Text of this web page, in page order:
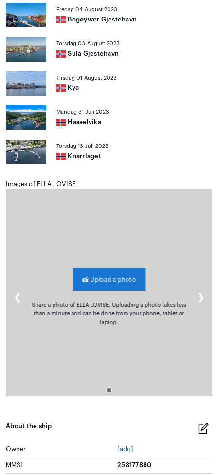
Fredag 04 August 2023
Bogøyvær Gjestehavn
Torsdag 03 August 2023
Sula Gjestehavn
Tirsdag 01 August 2023
Kya
Mandag 31 Juli 2023
Hasselvika
Torsdag 13 Juli 2023
Knarrlaget
Images of ELLA LOVISE
📸Upload a photo
Share a photo of ELLA LOVISE. Uploading a photo takes less
than a minute and can be done from your phone, tablet or
laptop.
❮ ❯
About the ship
Owner [add]
MMSI 258177880